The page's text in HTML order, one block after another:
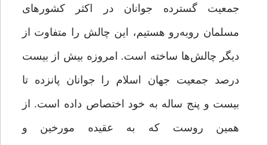
جمعیت گسترده جوانان در اکثر کشورهاى
مسلمان روبه‌رو هستیم، این چالش را متفاوت از
دیگر چالش‌ها ساخته است. امروزه بیش از بیست
درصد جمعیت جهان اسلام را جوانان پانزده تا
بیست و پنج ساله به خود اختصاص داده است. از
همین روست که به عقیده مورخین و